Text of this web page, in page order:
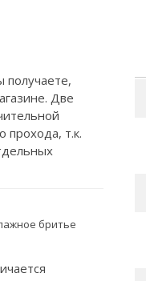
получаете,
Две
прохода, т.к.